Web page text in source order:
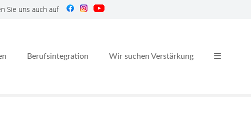
Sie uns auch auf
Berufsintegration Wir suchen Verstärkung